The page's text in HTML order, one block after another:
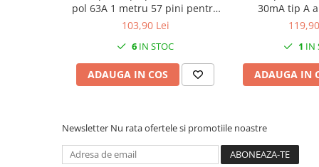
pol 63A 1 metru 57 pini pentru
conexiuni sigurante
103,90 Lei
6 IN STOC
ADAUGA IN COS
30mA tip A
protectie
1 IN
ADAUGA IN
Newsletter Nu rata ofertele si promotiile noastre